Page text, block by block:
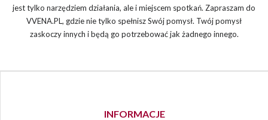
jest tylko narzędziem działania, ale i miejscem spotkań. Zapraszam do
VVENA.PL, gdzie nie tylko spełnisz Swój pomysł. Twój pomysł
zaskoczy innych i będą go potrzebować jak żadnego innego.
INFORMACJE